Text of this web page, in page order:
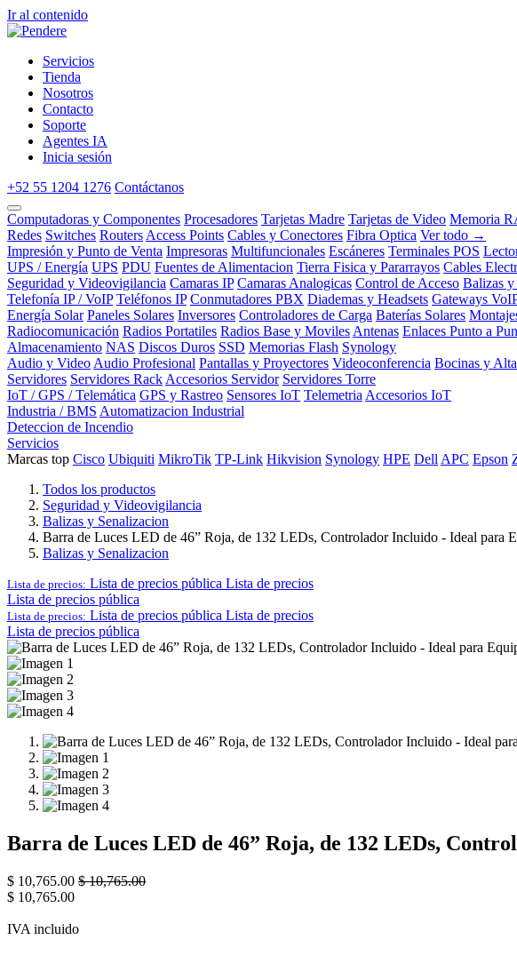
Ir al contenido
Servicios
Tienda
Nosotros
Contacto
Soporte
Agentes IA
Inicia sesión
+52 55 1204 1276 Contáctanos
Computadoras y Componentes Procesadores Tarjetas Madre Tarjetas de Video Memoria
Redes Switches Routers Access Points Cables y Conectores Fibra Optica Ver todo →
Impresión y Punto de Venta Impresoras Multifuncionales Escáneres Terminales POS
UPS / Energía UPS PDU Fuentes de Alimentacion Tierra Fisica y Pararrayos Cables
Seguridad y Videovigilancia Camaras IP Camaras Analogicas Control de Acceso Balizas y
Telefonía IP / VoIP Teléfonos IP Conmutadores PBX Diademas y Headsets Gateways
Energía Solar Paneles Solares Inversores Controladores de Carga Baterías Solares
Radiocomunicación Radios Portatiles Radios Base y Moviles Antenas Enlaces Punto a
Almacenamiento NAS Discos Duros SSD Memorias Flash Synology
Audio y Video Audio Profesional Pantallas y Proyectores Videoconferencia Bocinas y
Servidores Servidores Rack Accesorios Servidor Servidores Torre
IoT / GPS / Telemática GPS y Rastreo Sensores IoT Telemetria Accesorios IoT
Industria / BMS Automatizacion Industrial
Deteccion de Incendio
Servicios
Marcas top Cisco Ubiquiti MikroTik TP-Link Hikvision Synology HPE Dell APC Epson
Todos los productos
Seguridad y Videovigilancia
Balizas y Senalizacion
Barra de Luces LED de 46” Roja, de 132 LEDs, Controlador Incluido - Ideal para
Balizas y Senalizacion
Lista de precios: Lista de precios pública Lista de precios
Lista de precios pública
Lista de precios: Lista de precios pública Lista de precios
Lista de precios pública
Barra de Luces LED de 46” Roja, de 132 LEDs,
$ 10,765.00 $10,765.00
$ 10,765.00
IVA incluido